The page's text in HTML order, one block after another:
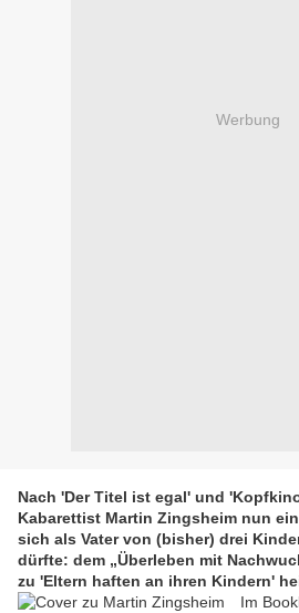
Werbung
Nach 'Der Titel ist egal' und
Kabarettist Martin Zingsheim nun
sich als Vater von (bisher) drei
dürfte: dem „Überleben mit
zu 'Eltern haften an ihren Kindern'
Im